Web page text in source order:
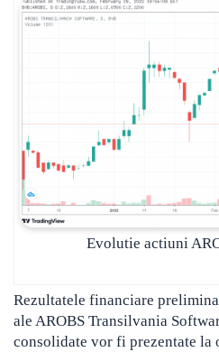
Evolutie actiuni
Rezultatele financiare
ale AROBS Transilvania
consolidate vor fi prezentate la